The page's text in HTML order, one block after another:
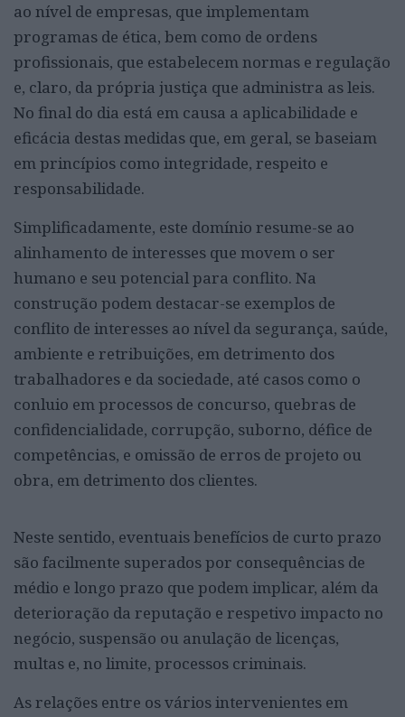
ao nível de empresas, que implementam
programas de ética, bem como de ordens
profissionais, que estabelecem normas e regulação
e, claro, da própria justiça que administra as leis.
No final do dia está em causa a aplicabilidade e
eficácia destas medidas que, em geral, se baseiam
em princípios como integridade, respeito e
responsabilidade.
Simplificadamente, este domínio resume-se ao
alinhamento de interesses que movem o ser
humano e seu potencial para conflito. Na
construção podem destacar-se exemplos de
conflito de interesses ao nível da segurança, saúde,
ambiente e retribuições, em detrimento dos
trabalhadores e da sociedade, até casos como o
conluio em processos de concurso, quebras de
confidencialidade, corrupção, suborno, défice de
competências, e omissão de erros de projeto ou
obra, em detrimento dos clientes.
Neste sentido, eventuais benefícios de curto prazo
são facilmente superados por consequências de
médio e longo prazo que podem implicar, além da
deterioração da reputação e respetivo impacto no
negócio, suspensão ou anulação de licenças,
multas e, no limite, processos criminais.
As relações entre os vários intervenientes em